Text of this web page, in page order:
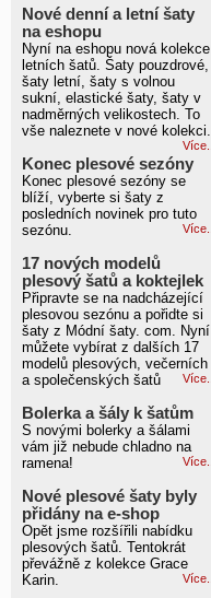
Nové denní a letní šaty
na eshopu
Nyní na eshopu nová kolekce
letních šatů. Šaty pouzdrové,
šaty letní, šaty s volnou
sukní, elastické šaty, šaty v
nadměrných velikostech. To
vše naleznete v nové kolekci.
Více..
Konec plesové sezóny
Konec plesové sezóny se
blíží, vyberte si šaty z
posledních novinek pro tuto
sezónu.
Více..
17 nových modelů
plesový šatů a koktejlek
Připravte se na nadcházející
plesovou sezónu a pořidte si
šaty z Módní šaty. com. Nyní
můžete vybírat z dalších 17
modelů plesových, večerních
a společenských šatů
Více..
Bolerka a šály k šatům
S novými bolerky a šálami
vám již nebude chladno na
ramena!
Více..
Nové plesové šaty byly
přidány na e-shop
Opět jsme rozšířili nabídku
plesových šatů. Tentokrát
převážně z kolekce Grace
Karin.
Více..